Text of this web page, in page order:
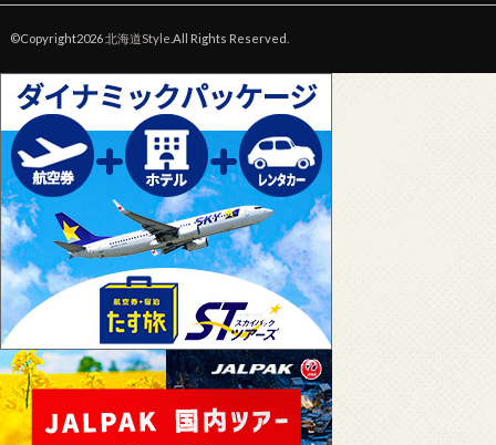
©Copyright2026北海道Style .All Rights Reserved.